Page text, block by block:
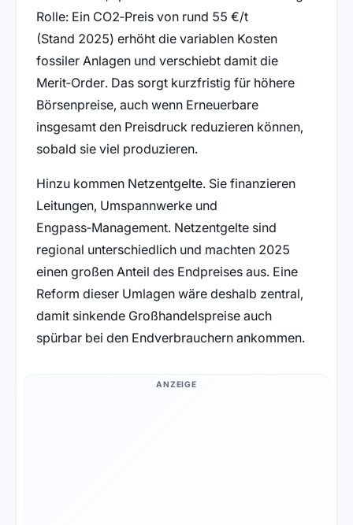
Rolle: Ein CO2‑Preis von rund 55 €/t
(Stand 2025) erhöht die variablen Kosten
fossiler Anlagen und verschiebt damit die
Merit‑Order. Das sorgt kurzfristig für höhere
Börsenpreise, auch wenn Erneuerbare
insgesamt den Preisdruck reduzieren können,
sobald sie viel produzieren.
Hinzu kommen Netzentgelte. Sie finanzieren
Leitungen, Umspannwerke und
Engpass‑Management. Netzentgelte sind
regional unterschiedlich und machten 2025
einen großen Anteil des Endpreises aus. Eine
Reform dieser Umlagen wäre deshalb zentral,
damit sinkende Großhandelspreise auch
spürbar bei den Endverbrauchern ankommen.
ANZEIGE